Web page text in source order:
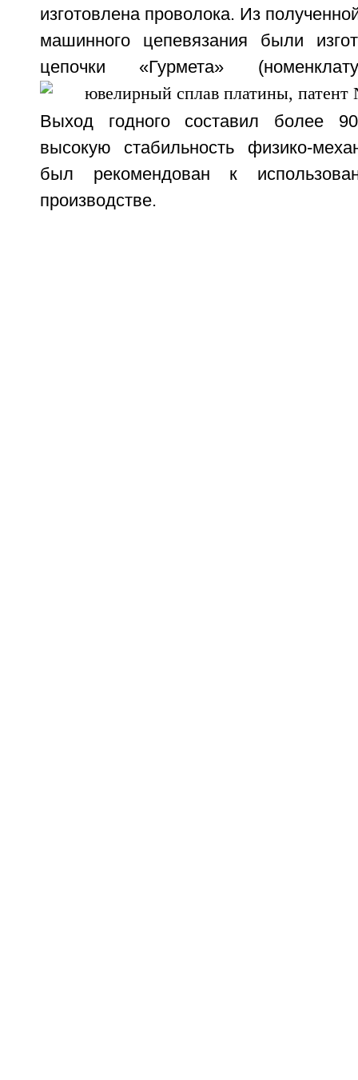
изготовлена проволока. Из
машинного цепевязания были
цепочки «Гурмета»
Выход годного составил более
высокую стабильность физико-
был рекомендован к
производстве.